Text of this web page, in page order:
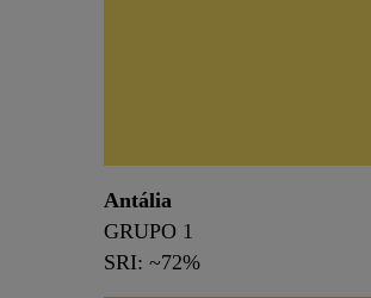
Antália
GRUPO 1
SRI: ~72%